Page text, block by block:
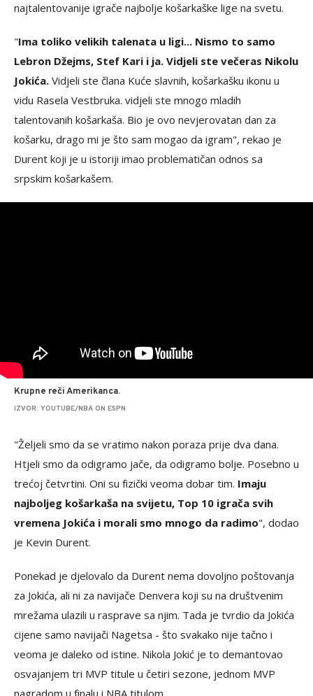
najtalentovanije igrače najbolje košarkaške lige na svetu.
"Ima toliko velikih talenata u ligi... Nismo to samo
Lebron Džejms, Stef Kari i ja. Vidjeli ste večeras Nikolu
Jokića. Vidjeli ste člana Kuće slavnih, košarkašku ikonu u
vidu Rasela Vestbruka. vidjeli ste mnogo mladih
talentovanih košarkaša. Bio je ovo nevjerovatan dan za
košarku, drago mi je što sam mogao da igram", rekao je
Durent koji je u istoriji imao problematičan odnos sa
srpskim košarkašem.
Krupne reči Amerikanca.
IZVOR: YOUTUBE/NBA ON ESPN
"Željeli smo da se vratimo nakon poraza prije dva dana.
Htjeli smo da odigramo jače, da odigramo bolje. Posebno u
trećoj četvrtini. Oni su fizički veoma dobar tim. Imaju
najboljeg košarkaša na svijetu, Top 10 igrača svih
vremena Jokića i morali smo mnogo da radimo", dodao
je Kevin Durent.
Ponekad je djelovalo da Durent nema dovoljno poštovanja
za Jokića, ali ni za navijače Denvera koji su na društvenim
mrežama ulazili u rasprave sa njim. Tada je tvrdio da Jokića
cijene samo navijači Nagetsa - što svakako nije tačno i
veoma je daleko od istine. Nikola Jokić je to demantovao
osvajanjem tri MVP titule u četiri sezone, jednom MVP
nagradom u finalu i NBA titulom.